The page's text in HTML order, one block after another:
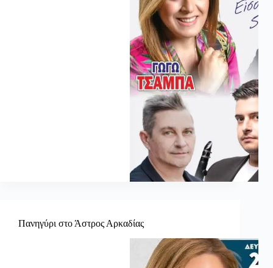
Πανηγύρι στο Άστρος Αρκαδίας